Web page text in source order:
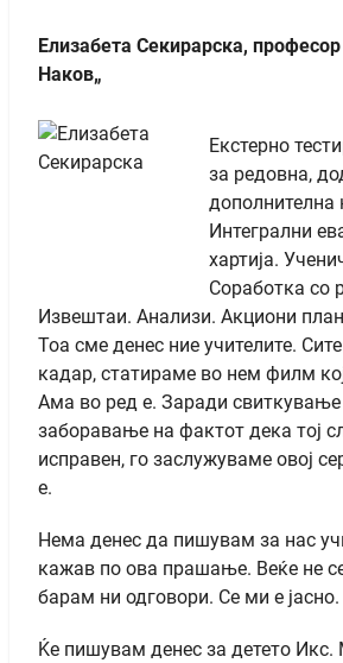
Елизабета Секирарска,
Наков„
Екстерно
за редовна,
дополнителна
Интегрални
хартија.
Соработка со
Извештаи. Анализи. Акциони
Тоа сме денес ние учителите.
кадар, статираме во нем филм
Ама во ред е. Заради свиткување
заборавање на фактот дека тој
исправен, го заслужуваме овој
е.
Нема денес да пишувам за нас
кажав по ова прашање. Веќе не
барам ни одговори. Се ми е јасно.
Ќе пишувам денес за детето Икс.